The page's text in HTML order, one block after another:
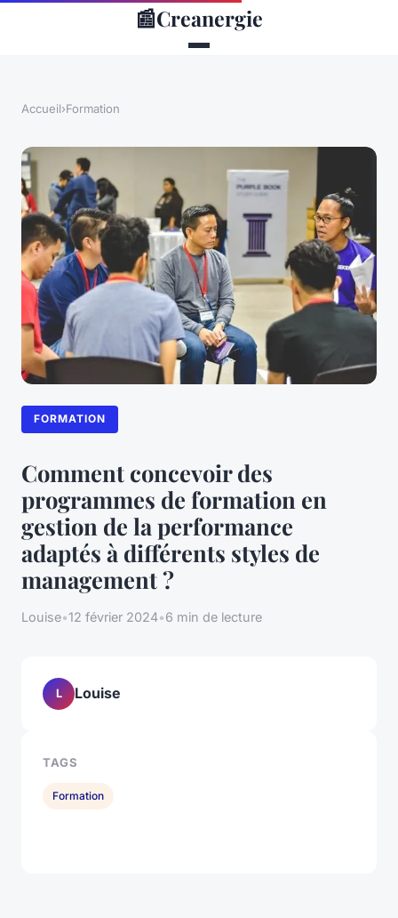
📰Creanergie
Accueil›Formation
FORMATION
Comment concevoir des
programmes de formation en
gestion de la performance
adaptés à différents styles de
management ?
Louise•12 février 2024•6 min de lecture
L Louise
TAGS
Formation